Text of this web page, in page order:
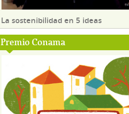
La sostenibilidad en 5 ideas
Premio Conama